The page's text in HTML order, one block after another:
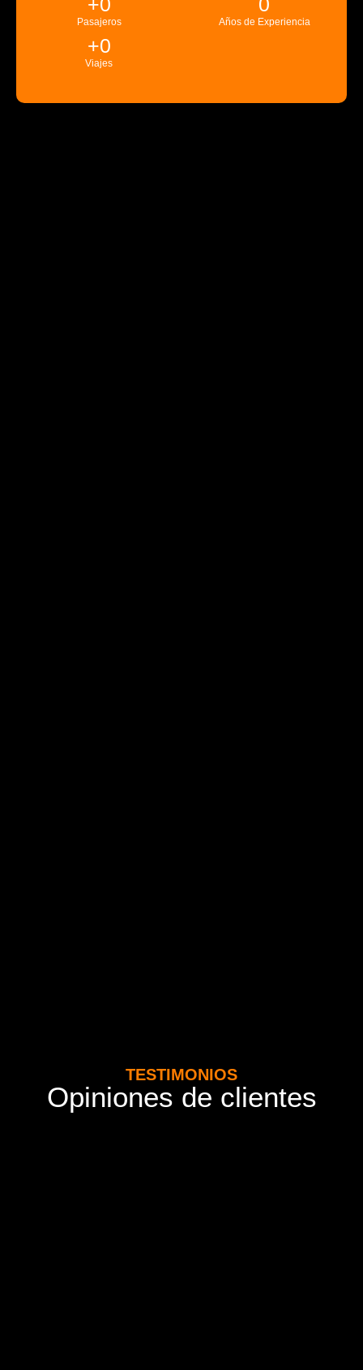
Pasajeros Años de Experiencia
Viajes
+0
TESTIMONIOS
Opiniones de clientes